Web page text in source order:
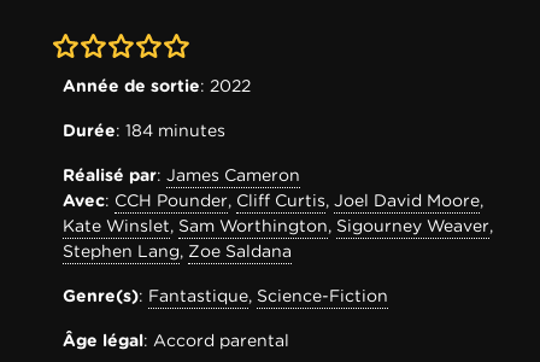
0-0Année de sortie: 2022
Durée: 184 minutes
Réalisé par: James Cameron
Avec: CCH Pounder, Cliff Curtis, Joel David Moore,
Kate Winslet, Sam Worthington, Sigourney Weaver,
Stephen Lang, Zoe Saldana
Genre(s): Fantastique, Science-Fiction
Âge légal: Accord parental